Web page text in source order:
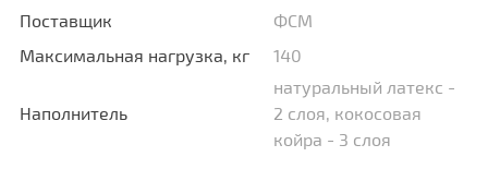
Поставщик
ФСМ
Максимальная нагрузка, кг
140
Наполнитель
натуральный латекс -
2 слоя, кокосовая
койра - 3 слоя